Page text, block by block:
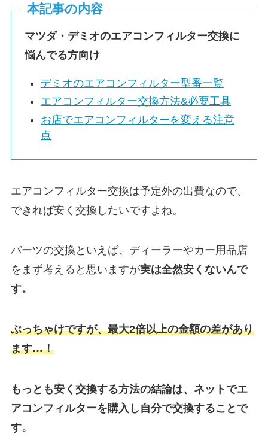
本記事の内容
マツダ・デミオのエアコンフィルター交換に
悩んでる方向け
デミオのエアコンフィルター型番一覧
エアコンフィルター交換方法&必要工具
お店でエアコンフィルターを変える注意
点
エアコンフィルター交換は予定外の出費なので、
できれば安く交換したいですよね。
パーツの交換といえば、ディーラーやカー用品店
をまず考えると思いますが実は全然安くないんで
す。
ぶっちゃけですが、最大2倍以上の金額の差があり
ます…！
もっとも安く交換する方法の結論は、ネットでエ
アコンフィルターを購入し自分で交換することで
す。